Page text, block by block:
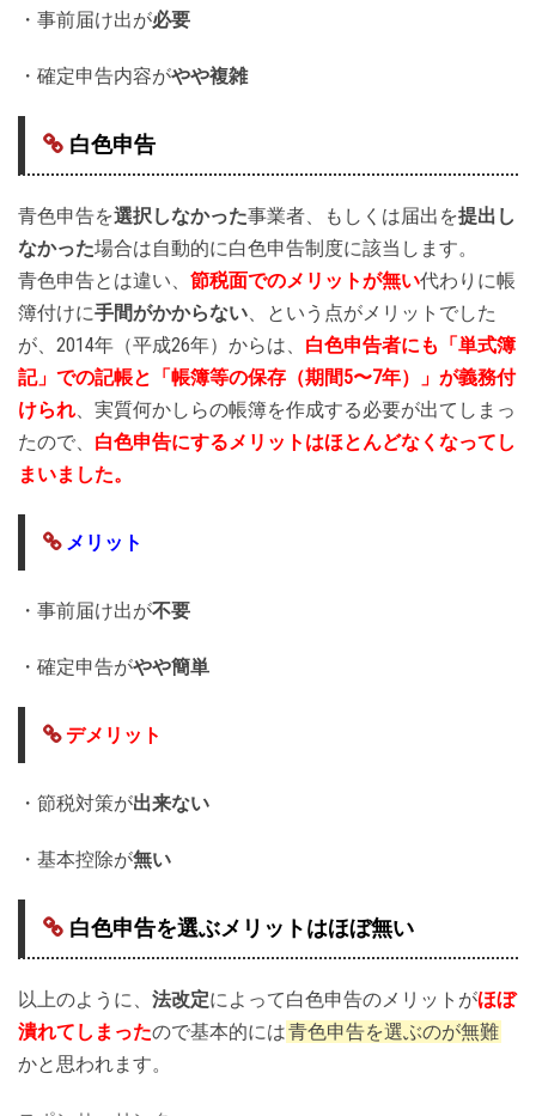
・事前届け出が必要
・確定申告内容がやや複雑
白色申告
青色申告を選択しなかった事業者、もしくは届出を提出し
なかった場合は自動的に白色申告制度に該当します。
青色申告とは違い、 節税面でのメリットが無い代わりに帳
簿付けに手間がかからない、という点がメリットでした
が、2014年（平成26年）からは、 白色申告者にも「単式簿
記」での記帳と「帳簿等の保存（期間5〜7年）」が義務付
けられ、実質何かしらの帳簿を作成する必要が出てしまっ
たので、 白色申告にするメリットはほとんどなくなってし
まいました。
メリット
・事前届け出が不要
・確定申告がやや簡単
デメリット
・節税対策が出来ない
・基本控除が無い
白色申告を選ぶメリットはほぼ無い
以上のように、 法改定によって白色申告のメリットがほぼ
潰れてしまったので基本的には青色申告を選ぶのが無難
かと思われます。